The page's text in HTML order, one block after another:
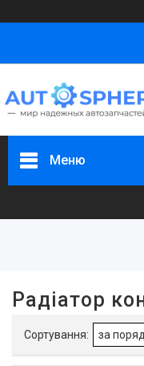
Меню
Каталог товаров
Автомобільні
Радіатор